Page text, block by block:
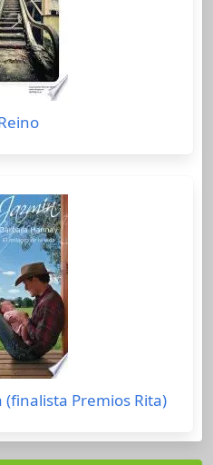
(finalista Premios Rita)